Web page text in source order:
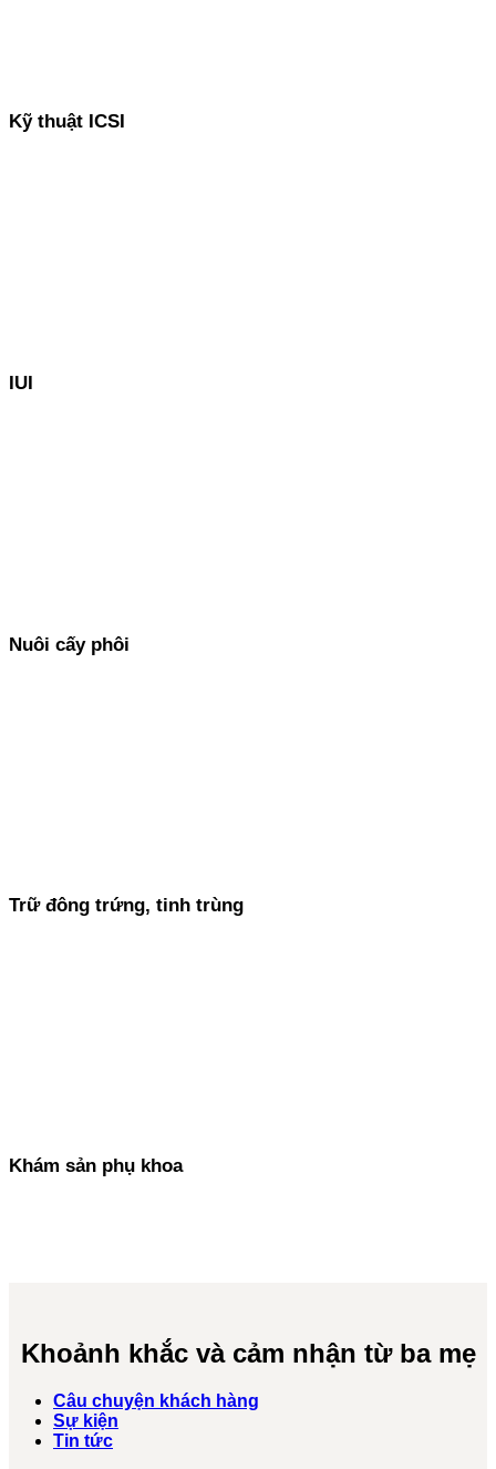
Kỹ thuật ICSI
IUI
Nuôi cấy phôi
Trữ đông trứng, tinh trùng
Khám sản phụ khoa
Khoảnh khắc và cảm nhận từ ba mẹ
Câu chuyện khách hàng
Sự kiện
Tin tức